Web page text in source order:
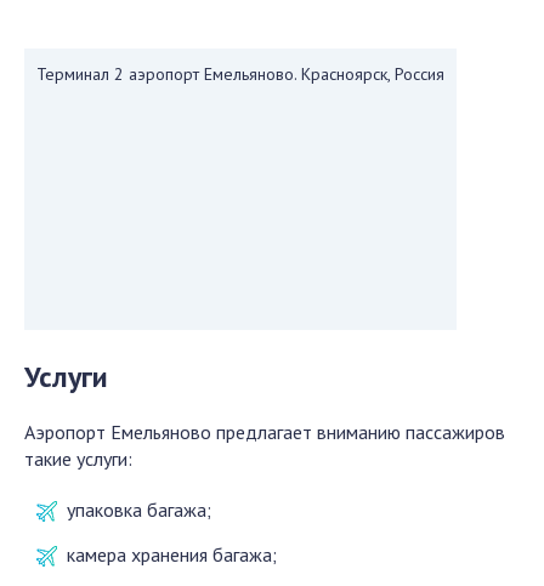
Терминал 2 аэропорт Емельяново. Красноярск, Россия
Услуги
Аэропорт Емельяново предлагает вниманию пассажиров
такие услуги:
упаковка багажа;
камера хранения багажа;